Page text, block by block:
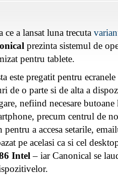
ce a lansat luna trecuta
prezinta sistemul de
pentru tablete.
este pregatit pentru
de o parte si de alta a
nefiind necesare butoane
precum centrul de
pentru a accesa setarile,
pe acelasi ca si cel
Intel – iar Canonical se